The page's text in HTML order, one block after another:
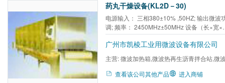
药丸干燥设备(KL2D－30)
电源输入： 三相380±10% ,50HZ; 输出微波
调; 频率： 2450MHz±50MHz 设备（长×宽×
高）:14000×1100×2100mm 传送速度： 0-
(变频调速); 提水效率： 每小时30 公斤； 开
广州市凯棱工业用微波设备有限公司
主营:微波加热箱,微波热再生沥青拌合站,微
查看该公司其他产品 进入商铺